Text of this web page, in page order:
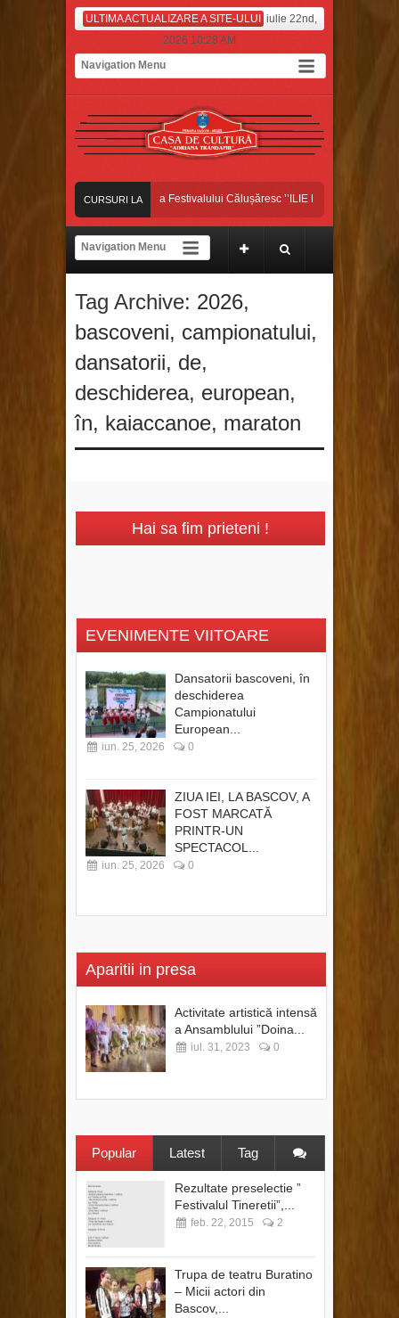
ULTIMA ACTUALIZARE A SITE-ULUI
iulie 22nd,
2026 10:28 AM
CURSURI LA
ZI
Dansatorii bascoveni, pe scena Festivalului Călușăresc ’’ILIE MARTIN’’, din
Dansatorii bascoveni, pe scena Festivalului Călușăresc ’’ILIE MARTIN’’, din
Tag Archive: 2026,
bascoveni, campionatului,
dansatorii, de,
deschiderea, european,
în, kaiaccanoe, maraton
Hai sa fim prieteni !
EVENIMENTE VIITOARE
Dansatorii bascoveni, în
deschiderea
Campionatului
European...
iun. 25, 2026 0
ZIUA IEI, LA BASCOV, A
FOST MARCATĂ
PRINTR-UN
SPECTACOL...
iun. 25, 2026 0
Aparitii in presa
Activitate artistică intensă
a Ansamblului ”Doina...
iul. 31, 2023 0
Popular Latest Tag
Rezultate preselectie ”
Festivalul Tineretii”,...
feb. 22, 2015 2
Trupa de teatru Buratino
– Micii actori din
Bascov,...